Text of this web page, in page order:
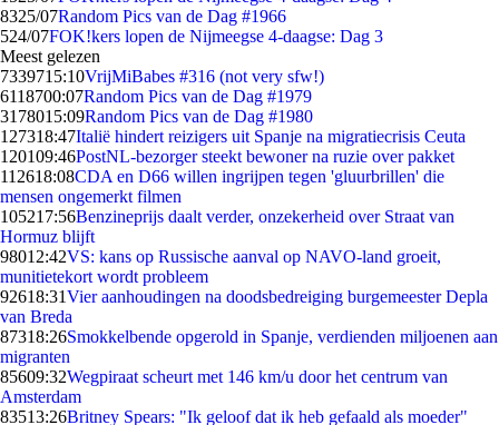
8325/07Random Pics van de Dag #1966
524/07FOK!kers lopen de Nijmeegse 4-daagse: Dag 3
Meest gelezen
7339715:10VrijMiBabes #316 (not very sfw!)
6118700:07Random Pics van de Dag #1979
3178015:09Random Pics van de Dag #1980
127318:47Italië hindert reizigers uit Spanje na migratiecrisis Ceuta
120109:46PostNL-bezorger steekt bewoner na ruzie over pakket
112618:08CDA en D66 willen ingrijpen tegen 'gluurbrillen' die
mensen ongemerkt filmen
105217:56Benzineprijs daalt verder, onzekerheid over Straat van
Hormuz blijft
98012:42VS: kans op Russische aanval op NAVO-land groeit,
munitietekort wordt probleem
92618:31Vier aanhoudingen na doodsbedreiging burgemeester Depla
van Breda
87318:26Smokkelbende opgerold in Spanje, verdienden miljoenen aan
migranten
85609:32Wegpiraat scheurt met 146 km/u door het centrum van
Amsterdam
83513:26Britney Spears: "Ik geloof dat ik heb gefaald als moeder"